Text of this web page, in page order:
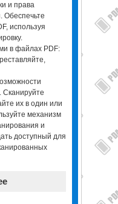
и права
Обеспечьте
используя
в файлах PDF:
Сканируйте
их в один или
механизм
и
доступный для